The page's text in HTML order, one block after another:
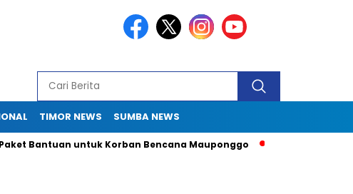
TIMOR NEWS SUMBA NEWS
Bantuan untuk Korban Bencana Mauponggo Drama Pergub 33: